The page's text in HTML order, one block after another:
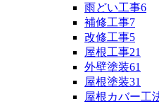
雨どい工事6
補修工事7
改修工事5
屋根工事21
外壁塗装61
屋根塗装31
屋根カバー工